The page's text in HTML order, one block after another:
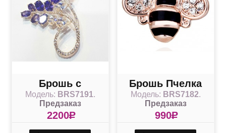
Брошь с
фиолетовыми
кристаллами
Сваровски
Модель: BRS7191.
Предзаказ
2200R
Брошь Пчелка
со Сваровски
Модель: BRS7182.
Предзаказ
990R